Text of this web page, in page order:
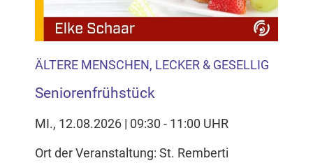
ÄLTERE MENSCHEN, LECKER & GESELLIG
Seniorenfrühstück
MI., 12.08.2026 | 09:30 - 11:00 UHR
Ort der Veranstaltung: St. Remberti